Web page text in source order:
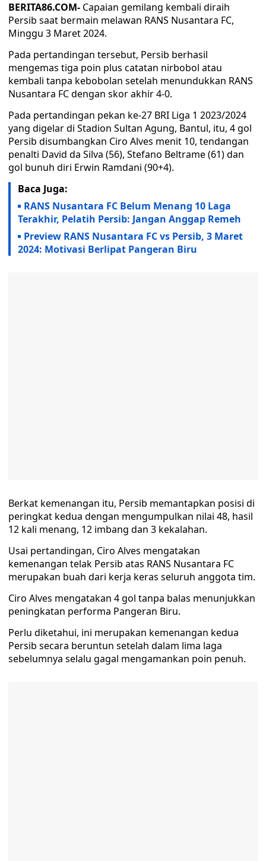
BERITA86.COM- Capaian gemilang kembali diraih
Persib saat bermain melawan RANS Nusantara FC,
Minggu 3 Maret 2024.
Pada pertandingan tersebut, Persib berhasil
mengemas tiga poin plus catatan nirbobol atau
kembali tanpa kebobolan setelah menundukkan RANS
Nusantara FC dengan skor akhir 4-0.
Pada pertandingan pekan ke-27 BRI Liga 1 2023/2024
yang digelar di Stadion Sultan Agung, Bantul, itu, 4 gol
Persib disumbangkan Ciro Alves menit 10, tendangan
penalti David da Silva (56), Stefano Beltrame (61) dan
gol bunuh diri Erwin Ramdani (90+4).
Baca Juga:
RANS Nusantara FC Belum Menang 10 Laga
Terakhir, Pelatih Persib: Jangan Anggap Remeh
Preview RANS Nusantara FC vs Persib, 3 Maret
2024: Motivasi Berlipat Pangeran Biru
Berkat kemenangan itu, Persib memantapkan posisi di
peringkat kedua dengan mengumpulkan nilai 48, hasil
12 kali menang, 12 imbang dan 3 kekalahan.
Usai pertandingan, Ciro Alves mengatakan
kemenangan telak Persib atas RANS Nusantara FC
merupakan buah dari kerja keras seluruh anggota tim.
Ciro Alves mengatakan 4 gol tanpa balas menunjukkan
peningkatan performa Pangeran Biru.
Perlu diketahui, ini merupakan kemenangan kedua
Persib secara beruntun setelah dalam lima laga
sebelumnya selalu gagal mengamankan poin penuh.